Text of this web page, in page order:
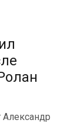
Александр